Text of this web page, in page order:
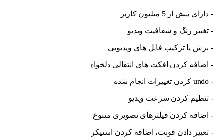
- دارای بیش از 5 میلیون کاربر
- تغییر رنگ و شفافیت ویدیو
- برش یا ترکیب فایل های ویدیویی
- اضافه کردن افکت های انتقالی دلخواه
- undo کردن تغییرات انجام شده
- تنظیم کردن سرعت ویدیو
- اضافه کردن فیلترهای تصویری متنوع
- تغییر دادن فونت، اضافه کردن استیکر